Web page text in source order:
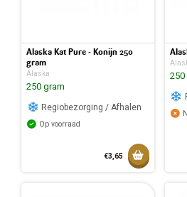
Alaska Kat Pure - Konijn 250
gram
Alaska
250 gram
Regiobezorging / Afhalen
Op voorraad
€3,65
250